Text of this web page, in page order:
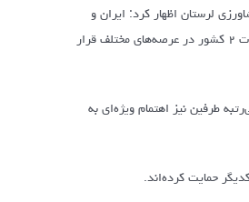
لرستان اظهار کرد: ایران و
قزاقستان از گذشته‌های دور دارای اشتراکات فرهنگی و تمدنی بوده‌اند که این میراث مشترک می‌تواند مبنای توسعه مناسبات ۲ کشور در عرصه‌های مختلف قرار
طرفین نیز اهتمام ویژه‌ای به
حمایت کرده‌اند.